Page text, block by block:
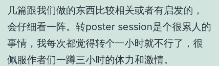
几篇跟我们做的东西比较相关或者有启发的，
会仔细看一阵。转poster session是个很累人的
事情，我每次都觉得转个一小时就不行了，很
佩服作者们一蹲三小时的体力和激情。